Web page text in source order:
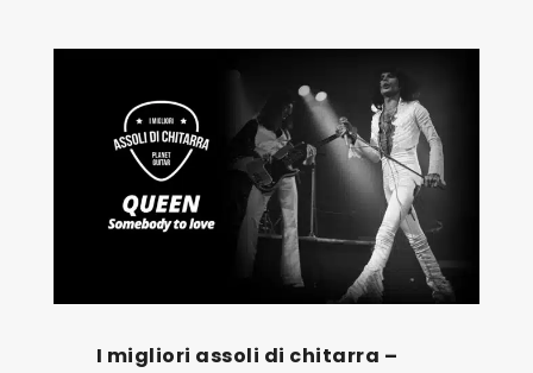
I migliori assoli di chitarra –